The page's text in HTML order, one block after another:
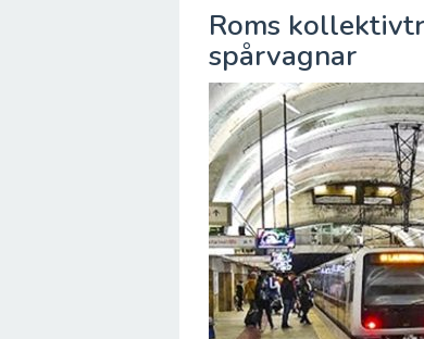
Roms
spårvagnar